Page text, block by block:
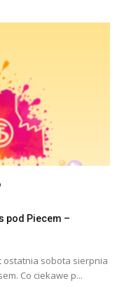
pod Piecem –
ostatnia sobota sierpnia
Co ciekawe p...